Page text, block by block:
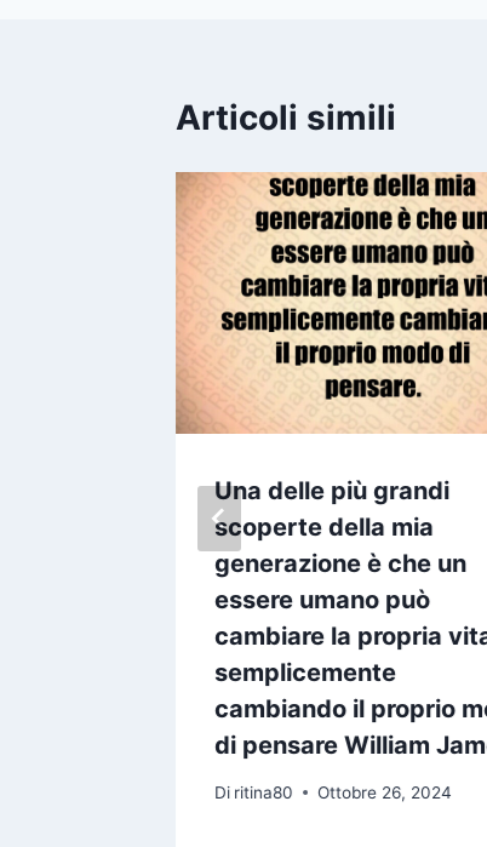
Articoli simili
Una delle più grandi
scoperte della mia
generazione è che un
essere umano può
cambiare la propria
semplicemente
cambiando il proprio
di pensare William
Di ritina80 Ottobre 26, 2024